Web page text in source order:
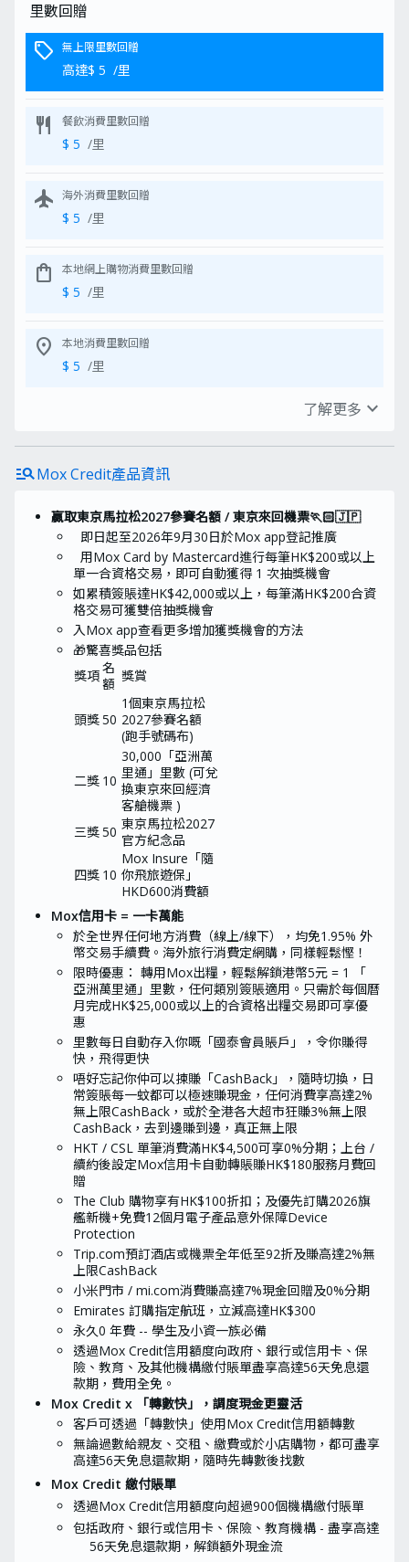
市場 港幣
將發送至你的電郵
的 Mox 卡連結，或者您尚未擁有 The
「Clubpoints」→ 點擊「立即連結」
會籍
所選禮品將直送府上！
#香港惠康超級市場 港幣$1000 電子購物禮
場、Market Place、3hreesixty 及
Oliver's The Delicatessen之實體店舖
內使用。
值或增值服務、及現金券/禮券之銷售及
其他有關服務。
每次交易最多只可使用10張電子現金
本電子現金券不適用於所有網上購物或
透過任何流動應用程式購物。
💡禮品供應有限，以先到先得形式提供。客
戶最終可換領之禮品以使用換領碼結賬時之
實際存貨為準。
受「MOXFLASHMH1」條款及細則約束
推廣名額有限，以先到先得的方式提供
借定唔借？還得到先好借！
里數回贈
sell 無上限里數回贈
高達$ 5 /里
restaurant 餐飲消費里數回贈
$ 5 /里
flight 海外消費里數回贈
$ 5 /里
shopping_bag 本地網上購物消費里數回贈
$ 5 /里
location_on 本地消費里數回贈
$ 5 /里
$ 5 /里
里數兌換手續費
豁免
外送平台簽賬里數回贈
/里
了解更多 expand_more
manage_searchMox Credit產品資訊
贏取東京馬拉松2027參賽名額 / 東京來回機票🏃🏻🇯🇵
即日起至2026年9月30日於Mox app登記推廣
用Mox Card by Mastercard進行每筆HK$200或以上
單一合資格交易，即可自動獲得 1 次抽獎機會
如累積簽賬達HK$42,000或以上，每筆滿HK$200合資
格交易可獲雙倍抽獎機會
入Mox app查看更多增加獲獎機會的方法
🎁驚喜獎品包括
獎項名
額 獎賞
頭獎50
1個東京馬拉松
2027參賽名額
(跑手號碼布)
二獎 10
30,000「亞洲萬
里通」里數 (可兌
換東京來回經濟
客艙機票 )
三獎50 東京馬拉松2027
官方紀念品
四獎 10
Mox Insure「隨
你飛旅遊保」
HKD600消費額
Mox信用卡 = 一卡萬能
於全世界任何地方消費（線上/線下），均免1.95% 外
幣交易手續費。海外旅行消費定網購，同樣輕鬆慳！
限時優惠： 轉用Mox出糧，輕鬆解鎖港幣5元 = 1 「
亞洲萬里通」里數，任何類別簽賬適用。只需於每個曆
月完成HK$25,000或以上的合資格出糧交易即可享優
惠
里數每日自動存入你嘅「國泰會員賬戶」，令你賺得
快，飛得更快
唔好忘記你仲可以揀賺「CashBack」，隨時切換，日
常簽賬每一蚊都可以極速賺現金，任何消費享高達2%
無上限CashBack，或於全港各大超市狂賺3%無上限
CashBack，去到邊賺到邊，真正無上限
HKT / CSL 單筆消費滿HK$4,500可享0%分期；上台 /
續約後設定Mox信用卡自動轉賬賺HK$180服務月費回
贈
The Club 購物享有HK$100折扣；及優先訂購2026旗
艦新機+免費12個月電子產品意外保障Device
Protection
Trip.com預訂酒店或機票全年低至92折及賺高達2%無
上限CashBack
小米門市 / mi.com消費賺高達7%現金回贈及0%分期
Emirates 訂購指定航班，立減高達HK$300
永久0 年費 -- 學生及小資一族必備
透過Mox Credit信用額度向政府、銀行或信用卡、保
險、教育、及其他機構繳付賬單盡享高達56天免息還
款期，費用全免。
Mox Credit x 「轉數快」，調度現金更靈活
客戶可透過「轉數快」使用Mox Credit信用額轉數
無論過數給親友、交租、繳費或於小店購物，都可盡享
高達56天免息還款期，隨時先轉數後找數
Mox Credit 繳付賬單
透過Mox Credit信用額度向超過900個機構繳付賬單
包括政府、銀行或信用卡、保險、教育機構 - 盡享高達
56天免息還款期，解鎖額外現金流